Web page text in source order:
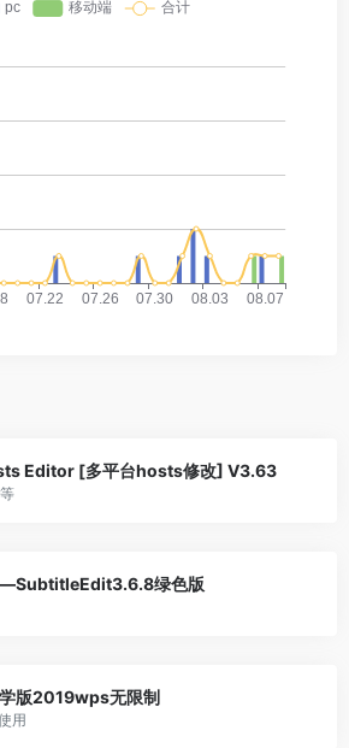
Editor [多平台hosts修改] V3.63
—SubtitleEdit3.6.8绿色版
版2019wps无限制
用